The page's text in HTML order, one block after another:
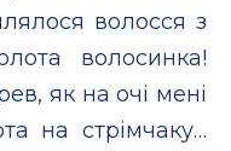
волосся з
волосинка!
як на очі мені
на стрімчаку…